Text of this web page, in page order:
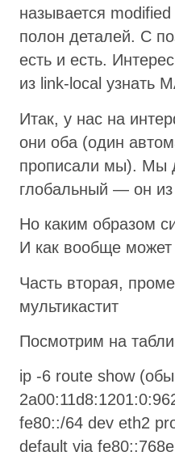
называется
полон деталей. С
есть и есть.
из link-local узнать
Итак, у нас на
они оба (один
прописали мы). Мы
глобальный — он
Но каким образом
И как вообще
Часть вторая,
мультикастит
Посмотрим на
ip -6 route show
fe80::/64 dev eth2
default via